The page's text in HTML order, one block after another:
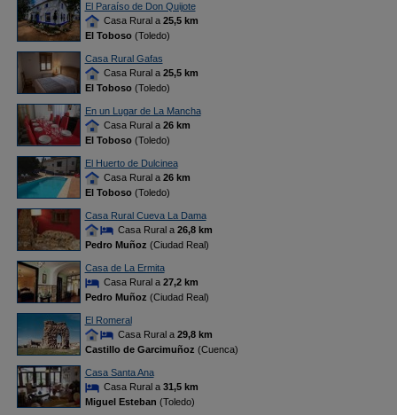
El Paraíso de Don Quijote
Casa Rural a 25,5 km
El Toboso(Toledo)
Casa Rural Gafas
Casa Rural a 25,5 km
El Toboso(Toledo)
En un Lugar de La Mancha
Casa Rural a 26 km
El Toboso(Toledo)
El Huerto de Dulcinea
Casa Rural a 26 km
El Toboso(Toledo)
Casa Rural Cueva La Dama
Casa Rural a 26,8 km
Pedro Muñoz (Ciudad Real)
Casa de La Ermita
Casa Rural a 27,2 km
Pedro Muñoz (Ciudad Real)
El Romeral
Casa Rural a 29,8 km
Castillo de Garcimuñoz (Cuenca)
Casa Santa Ana
Casa Rural a 31,5 km
Miguel Esteban (Toledo)